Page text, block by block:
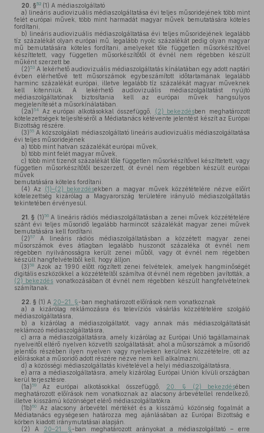
20. §52 (1) A médiaszolgáltató
a) lineáris audiovizuális médiaszolgáltatása évi teljes műsoridejének több mint
felét európai művek, több mint harmadát magyar művek bemutatására köteles
fordítani,
b) lineáris audiovizuális médiaszolgáltatása évi teljes műsoridejének legalább
tíz százalékát olyan európai mű, legalább nyolc százalékát pedig olyan magyar
mű bemutatására köteles fordítani, amelyeket tőle független műsorkészítővel
készíttetett, vagy független műsorkészítőtől öt évnél nem régebben készült
műként szerzett be.
(2)53 A lekérhető audiovizuális médiaszolgáltatás kínálatában egy adott naptári
évben elérhetővé tett műsorszámok egybeszámított időtartamának legalább
harminc százalékát európai, illetve legalább tíz százalékát magyar műveknek
kell kitenniük. A lekérhető audiovizuális médiaszolgáltatást nyújtó
médiaszolgáltatónak biztosítania kell az európai művek hangsúlyos
megjelenítését a műsorkínálatában.
(2a)54 Az európai alkotásokkal összefüggő, (2) bekezdésben meghatározott
kötelezettségek teljesítéséről a Médiatanács kétévente jelentést készít az Európai
Bizottság részére.
(3)55 A közszolgálati médiaszolgáltató lineáris audiovizuális médiaszolgáltatása
évi teljes műsoridejének
a) több mint hatvan százalékát európai művek,
b) több mint felét magyar művek,
c) több mint tizenöt százalékát tőle független műsorkészítővel készíttetett, vagy
független műsorkészítőtől beszerzett, öt évnél nem régebben készült európai
művek
bemutatására köteles fordítani.
(4) Az (1)–(2) bekezdésekben a magyar művek közzétételére nézve előírt
kötelezettség kizárólag a Magyarország területére irányuló médiaszolgáltatás
tekintetében érvényesül.
21. § (1)56A lineáris rádiós médiaszolgáltatásban a zenei művek közzétételére
szánt évi teljes műsoridő legalább harmincöt százalékát magyar zenei művek
bemutatására kell fordítani.
(2)57
A lineáris rádiós médiaszolgáltatásban a közzétett magyar zenei
műsorszámok éves átlagban legalább huszonöt százaléka öt évnél nem
régebben nyilvánosságra került zenei műből, vagy öt évnél nem régebben
készült hangfelvételből kell, hogy álljon.
(3)58 Azok az 1990 előtt rögzített zenei felvételek, amelyek hangminőségét
digitális eszközökkel a közzétételtől számítva öt évnél nem régebben javították, a
(2) bekezdés vonatkozásában öt évnél nem régebben készült hangfelvételnek
számítanak.
22. § (1) A 20–21. §-ban meghatározott előírások nem vonatkoznak
a) a kizárólag reklámozásra és televíziós vásárlás közzétételére szolgáló
médiaszolgáltatásra,
b) a kizárólag a médiaszolgáltatót, vagy annak más médiaszolgáltatását
reklámozó médiaszolgáltatásra,
c) arra a médiaszolgáltatásra, amely kizárólag az Európai Unió tagállamainak
nyelveitől eltérő nyelven közvetíti szolgáltatását; ahol a műsorszámok a műsoridő
jelentős részében ilyen nyelven vagy nyelveken kerülnek közzétételre, ott az
előírásokat a műsoridő adott részére nézve nem kell alkalmazni,
d) a közösségi médiaszolgáltatás kivételével a helyi médiaszolgáltatásra,
e) arra a médiaszolgáltatásra, amely kizárólag Európai Unión kívüli országban
kerül terjesztésre.
(1a)59 Az európai alkotásokkal összefüggő, 20. § (2) bekezdésében
meghatározott előírások nem vonatkoznak az alacsony árbevétellel rendelkező,
illetve kisszámú közönséget elérő médiaszolgáltatókra.
(1b)60
Az alacsony árbevétel mértékét és a kisszámú közönség fogalmát a
Médiatanács egységesen határozza meg ajánlásában az Európai Bizottság e
körben kiadott iránymutatásai alapján.
(2) A 20–21. §-ban meghatározott arányokat a médiaszolgáltató – erre